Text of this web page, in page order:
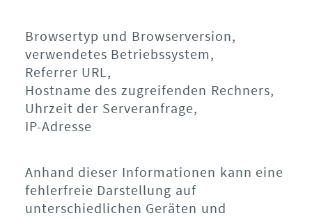
Browsertyp und Browserversion,
verwendetes Betriebssystem,
Referrer URL,
Hostname des zugreifenden Rechners,
Uhrzeit der Serveranfrage,
IP-Adresse
Anhand dieser Informationen kann eine
fehlerfreie Darstellung auf
unterschiedlichen Geräten und